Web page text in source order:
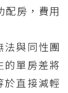
配房，費用
法與同性團
的單房差將
於直接減輕